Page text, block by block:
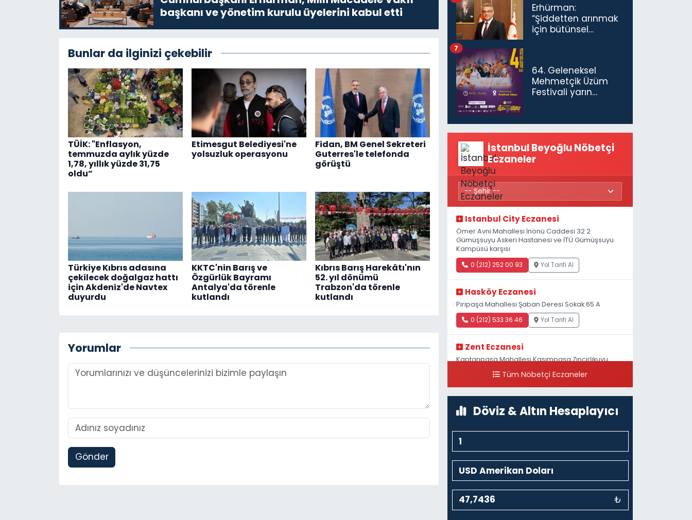
başkanı ve yönetim kurulu üyelerini kabul etti
Bunlar da ilginizi çekebilir
TÜİK: "Enflasyon,
temmuzda aylık yüzde
1,78, yıllık yüzde 31,75
oldu”
Etimesgut Belediyesi'ne
yolsuzluk operasyonu
Fidan, BM Genel Sekreteri
Guterres'le telefonda
görüştü
Türkiye Kıbrıs adasına
çekilecek doğalgaz hattı
için Akdeniz'de Navtex
duyurdu
KKTC'nin Barış ve
Özgürlük Bayramı
Antalya'da törenle
kutlandı
Kıbrıs Barış Harekâtı'nın
52. yıl dönümü
Trabzon'da törenle
kutlandı
Yorumlar
Gönder
Erhürman:
“Şiddetten arınmak
için bütünsel
64. Geleneksel
Mehmetçik Üzüm
Festivali yarın
7
İstanbul Beyoğlu Nöbetçi
Eczaneler
Istanbul City Eczanesi
Ömer Avni Mahallesi İnönü Caddesi 32 2
Gümüşsuyu Askeri Hastanesi ve İTÜ Gümüşsuyu
Kampüsü karşısı
0 (212) 252 00 93 Yol Tarifi Al
Hasköy Eczanesi
Piripaşa Mahallesi Şaban Deresi Sokak 65 A
0 (212) 533 36 46 Yol Tarifi Al
Zent Eczanesi
Kaptanpaşa Mahallesi Kasımpaşa Zincirlikuyu
Tüm Nöbetçi Eczaneler
Döviz & Altın Hesaplayıcı
₺